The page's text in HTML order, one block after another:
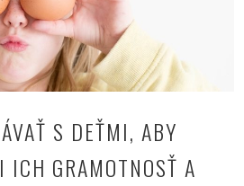
S DEŤMI, ABY
ICH GRAMOTNOSŤ A